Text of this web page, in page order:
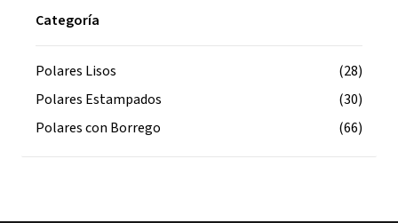
Categoría
Polares Lisos
(28)
Polares Estampados
(30)
Polares con Borrego
(66)